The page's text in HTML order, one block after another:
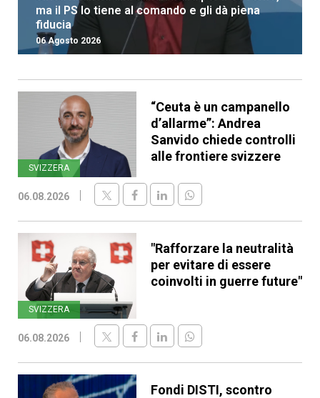
ma il PS lo tiene al comando e gli dà piena
fiducia
06 Agosto 2026
SVIZZERA
“Ceuta è un campanello
d’allarme”: Andrea
Sanvido chiede controlli
alle frontiere svizzere
06.08.2026
SVIZZERA
"Rafforzare la neutralità
per evitare di essere
coinvolti in guerre future"
06.08.2026
Fondi DISTI, scontro